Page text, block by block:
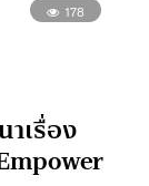
178
เรื่อง